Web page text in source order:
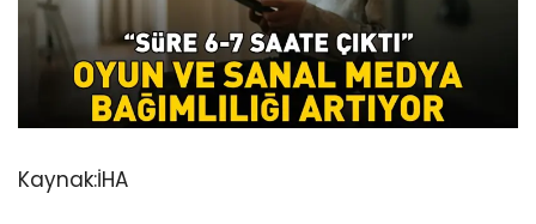
Kaynak:İHA